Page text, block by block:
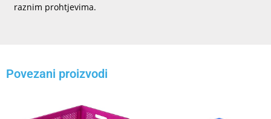
raznim prohtjevima.
Povezani proizvodi